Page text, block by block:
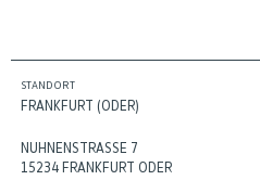
STANDORT
FRANKFURT (ODER)
NUHNENSTRASSE 7
15234 FRANKFURT ODER